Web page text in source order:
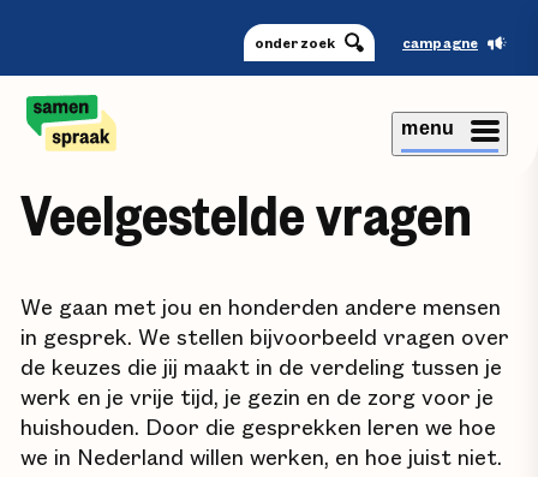
onderzoek campagne
menu
Veelgestelde vragen
We gaan met jou en honderden andere mensen
in gesprek. We stellen bijvoorbeeld vragen over
de keuzes die jij maakt in de verdeling tussen je
werk en je vrije tijd, je gezin en de zorg voor je
huishouden. Door die gesprekken leren we hoe
we in Nederland willen werken, en hoe juist niet.